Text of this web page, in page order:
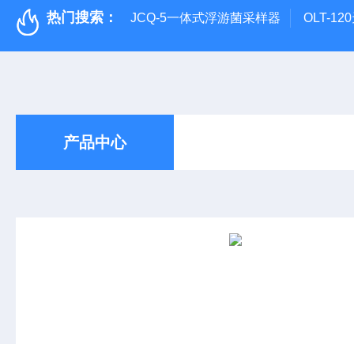
热门搜索： JCQ-5一体式浮游菌采样器 OLT-
产品中心